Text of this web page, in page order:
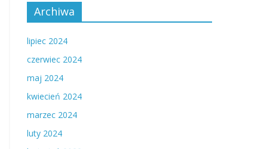
Archiwa
lipiec 2024
czerwiec 2024
maj 2024
kwiecień 2024
marzec 2024
luty 2024